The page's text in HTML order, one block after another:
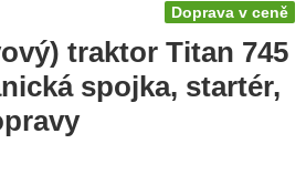
Doprava v ceně
traktor Titan 745
spojka, startér,